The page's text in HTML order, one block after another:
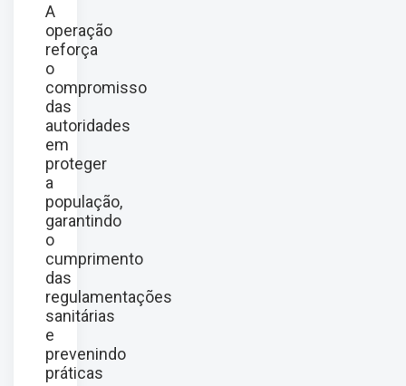
A
operação
reforça
o
compromisso
das
autoridades
em
proteger
a
população,
garantindo
o
cumprimento
das
regulamentações
sanitárias
e
prevenindo
práticas